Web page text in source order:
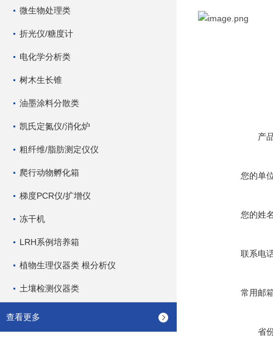
微生物处理类
折光仪/糖度计
电化学分析类
树木生长锥
油墨涂料分散类
凯氏定氮仪/消化炉
粗纤维/脂肪测定仪仪
爬行动物孵化箱
梯度PCR仪/扩增仪
冻干机
LRH系例培养箱
植物生理仪器类 根分析仪
土壤检测仪器类
查看更多
产
您的单
您的姓
联系电
常用邮
省